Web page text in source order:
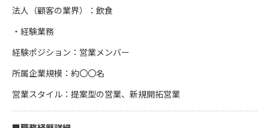
法人（顧客の業界）：飲食
・経験業務
経験ポジション：営業メンバー
所属企業規模：約〇〇名
営業スタイル：提案型の営業、新規開拓営業